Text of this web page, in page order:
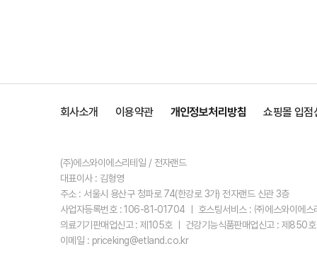
회사소개 이용약관 개인정보처리방침 쇼핑몰 입점
(주)에스와이에스리테일 / 전자랜드
대표이사 : 김형영
주소 : 서울시 용산구 청파로 74(한강로 3가) 전자랜드 신관 3층
사업자등록번호 : 106-81-01704 ㅣ 호스팅서비스 : ㈜에스와이에
의료기기판매업신고 : 제105호 ㅣ 건강기능식품판매업신고 : 제850
이메일 : priceking@etland.co.kr